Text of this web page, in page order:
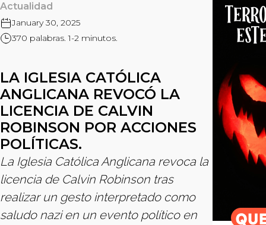
Actualidad
January 30, 2025
370 palabras. 1-2 minutos.
LA IGLESIA CATÓLICA
ANGLICANA REVOCÓ LA
LICENCIA DE CALVIN
ROBINSON POR ACCIONES
POLÍTICAS.
La Iglesia Católica Anglicana revoca la
licencia de Calvin Robinson tras
realizar un gesto interpretado como
saludo nazi en un evento político en